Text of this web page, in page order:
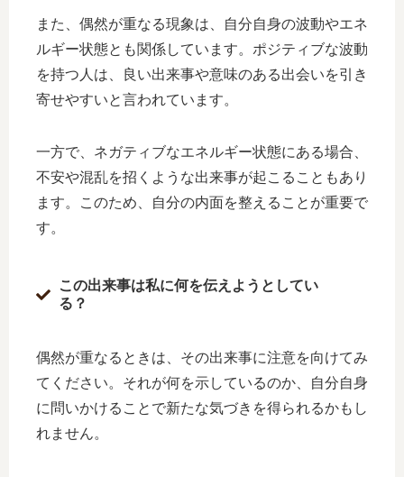
また、偶然が重なる現象は、自分自身の波動やエネ
ルギー状態とも関係しています。ポジティブな波動
を持つ人は、良い出来事や意味のある出会いを引き
寄せやすいと言われています。
一方で、ネガティブなエネルギー状態にある場合、
不安や混乱を招くような出来事が起こることもあり
ます。このため、自分の内面を整えることが重要で
す。
この出来事は私に何を伝えようとしてい
る？
偶然が重なるときは、その出来事に注意を向けてみ
てください。それが何を示しているのか、自分自身
に問いかけることで新たな気づきを得られるかもし
れません。